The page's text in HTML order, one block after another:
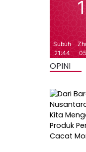
OPINI